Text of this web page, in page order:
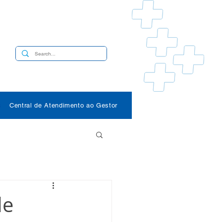
Central de Atendimento ao Gestor